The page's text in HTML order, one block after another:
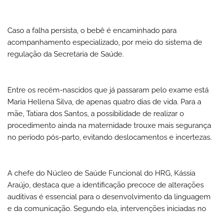
Caso a falha persista, o bebê é encaminhado para
acompanhamento especializado, por meio do sistema de
regulação da Secretaria de Saúde.
Entre os recém-nascidos que já passaram pelo exame está
Maria Hellena Silva, de apenas quatro dias de vida. Para a
mãe, Tatiara dos Santos, a possibilidade de realizar o
procedimento ainda na maternidade trouxe mais segurança
no período pós-parto, evitando deslocamentos e incertezas.
A chefe do Núcleo de Saúde Funcional do HRG, Kássia
Araújo, destaca que a identificação precoce de alterações
auditivas é essencial para o desenvolvimento da linguagem
e da comunicação. Segundo ela, intervenções iniciadas no